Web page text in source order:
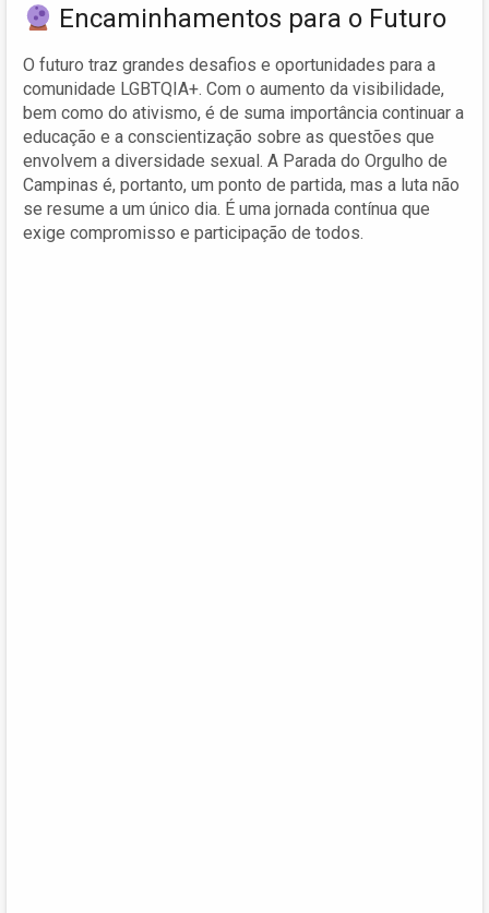
Encaminhamentos para o Futuro
O futuro traz grandes desafios e oportunidades para a
comunidade LGBTQIA+. Com o aumento da visibilidade,
bem como do ativismo, é de suma importância continuar a
educação e a conscientização sobre as questões que
envolvem a diversidade sexual. A Parada do Orgulho de
Campinas é, portanto, um ponto de partida, mas a luta não
se resume a um único dia. É uma jornada contínua que
exige compromisso e participação de todos.